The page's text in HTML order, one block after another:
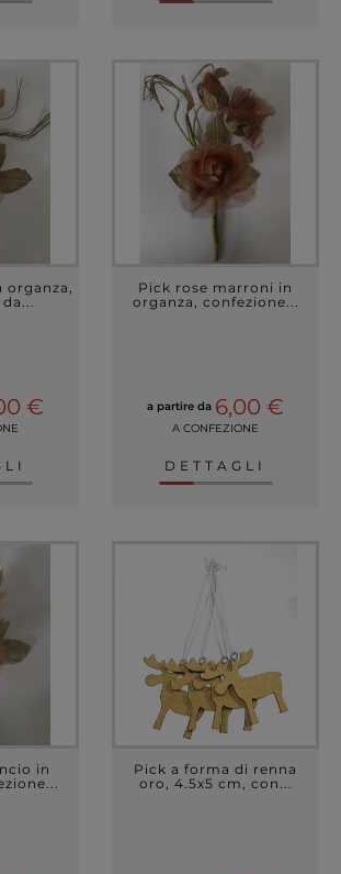
organza,
€
Pick rose marroni in
organza, confezione...
a partire da 6,00 €
A CONFEZIONE
DETTAGLI
in
Pick a forma di renna
oro, 4.5x5 cm, con...